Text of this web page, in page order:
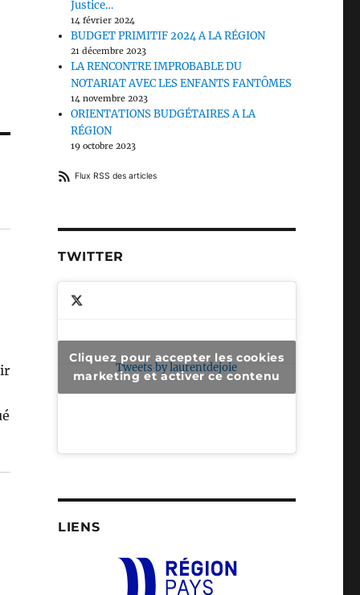
Justice…
14 février 2024
BUDGET PRIMITIF 2024 A LA RÉGION
21 décembre 2023
LA RENCONTRE IMPROBABLE DU
NOTARIAT AVEC LES ENFANTS FANTÔMES
14 novembre 2023
ORIENTATIONS BUDGÉTAIRES A LA
RÉGION
19 octobre 2023
Flux RSS des articles
TWITTER
Tweets by laurentdejoie
Cliquez pour accepter les cookies
marketing et activer ce contenu
LIENS